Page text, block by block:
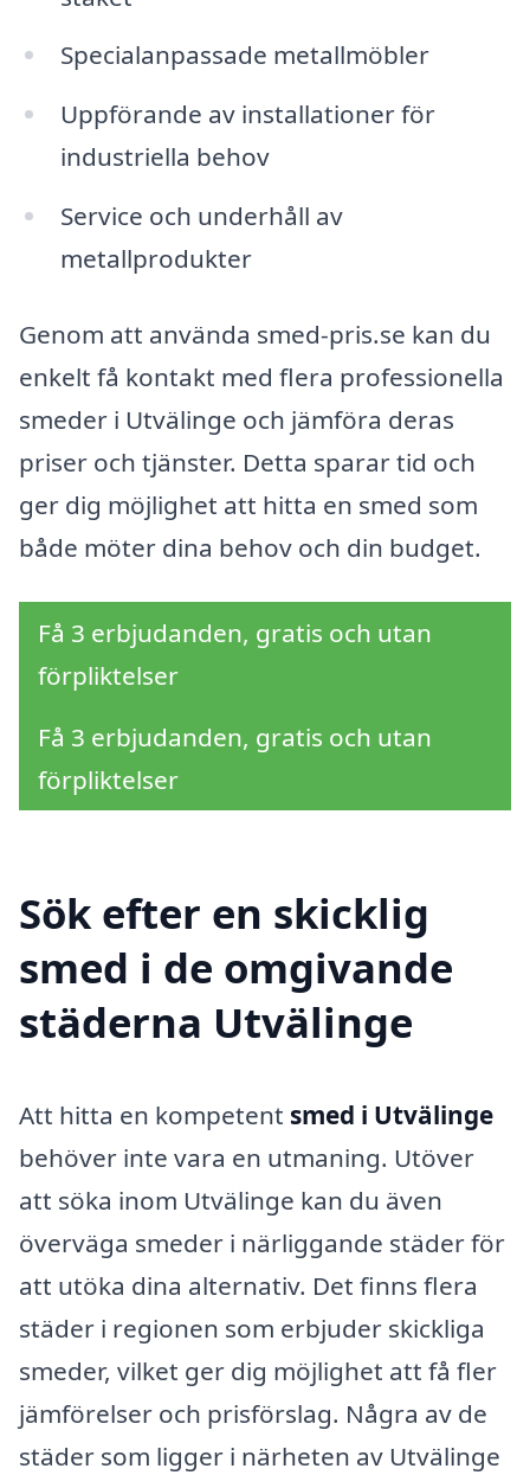
Specialanpassade metallmöbler
Uppförande av installationer för
industriella behov
Service och underhåll av
metallprodukter
Genom att använda smed-pris.se kan du
enkelt få kontakt med flera professionella
smeder i Utvälinge och jämföra deras
priser och tjänster. Detta sparar tid och
ger dig möjlighet att hitta en smed som
både möter dina behov och din budget.
Få 3 erbjudanden, gratis och utan
förpliktelser
Få 3 erbjudanden, gratis och utan
förpliktelser
Sök efter en skicklig
smed i de omgivande
städerna Utvälinge
Att hitta en kompetent smed i Utvälinge
behöver inte vara en utmaning. Utöver
att söka inom Utvälinge kan du även
överväga smeder i närliggande städer för
att utöka dina alternativ. Det finns flera
städer i regionen som erbjuder skickliga
smeder, vilket ger dig möjlighet att få fler
jämförelser och prisförslag. Några av de
städer som ligger i närheten av Utvälinge